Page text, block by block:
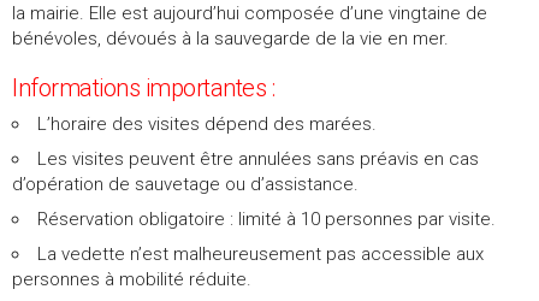
la mairie. Elle est aujourd’hui composée d’une vingtaine de
bénévoles, dévoués à la sauvegarde de la vie en mer.
Informations importantes :
L’horaire des visites dépend des marées.
Les visites peuvent être annulées sans préavis en cas
d’opération de sauvetage ou d’assistance.
Réservation obligatoire : limité à 10 personnes par visite.
La vedette n’est malheureusement pas accessible aux
personnes à mobilité réduite.